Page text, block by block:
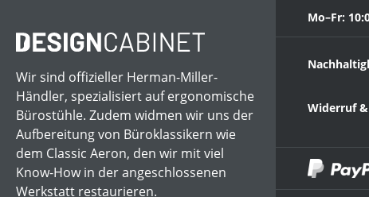
Wir sind offizieller Herman-Miller-
Händler, spezialisiert auf ergonomische
Bürostühle. Zudem widmen wir uns der
Aufbereitung von Büroklassikern wie
dem Classic Aeron, den wir mit viel
Know-How in der angeschlossenen
Werkstatt restaurieren.
Mo–Fr:
Widerruf